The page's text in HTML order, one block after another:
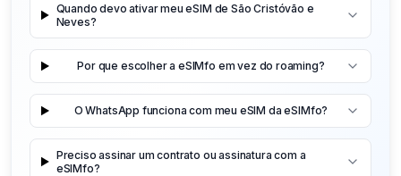
Quando devo ativar meu eSIM de São Cristóvão e
Neves?
Por que escolher a eSIMfo em vez do roaming?
O WhatsApp funciona com meu eSIM da eSIMfo?
Preciso assinar um contrato ou assinatura com a
eSIMfo?